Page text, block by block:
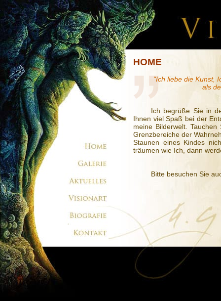
HOME
"Ich liebe die Kunst,
als
Ich begrüße Sie in
Ihnen viel Spaß bei der
meine Bilderwelt.
Grenzbereiche der
Staunen eines Kindes
träumen wie Ich, dann
Bitte besuchen Sie